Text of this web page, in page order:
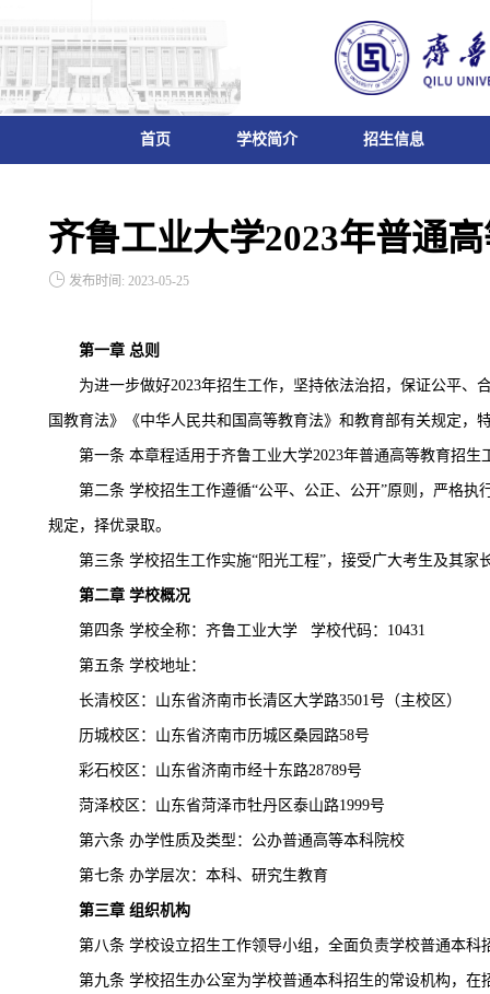
首页 学校简介 招生信息
齐鲁工业大学2023年普通
发布时间: 2023-05-25
第一章总则
为进一步做好2023年招生工作，坚持依法治招，保证公平、
国教育法》《中华人民共和国高等教育法》和教育部有关规定，
第一条本章程适用于齐鲁工业大学2023年普通高等教育招生
第二条学校招生工作遵循“公平、公正、公开”原则，严格执
规定，择优录取。
第三条学校招生工作实施“阳光工程”，接受广大考生及其家
第二章学校概况
第四条学校全称：齐鲁工业大学 学校代码：10431
第五条学校地址：
长清校区：山东省济南市长清区大学路3501号（主校区）
历城校区：山东省济南市历城区桑园路58号
彩石校区：山东省济南市经十东路28789号
菏泽校区：山东省菏泽市牡丹区泰山路1999号
第六条办学性质及类型：公办普通高等本科院校
第七条办学层次：本科、研究生教育
第三章组织机构
第八条学校设立招生工作领导小组，全面负责学校普通本科
第九条学校招生办公室为学校普通本科招生的常设机构，在